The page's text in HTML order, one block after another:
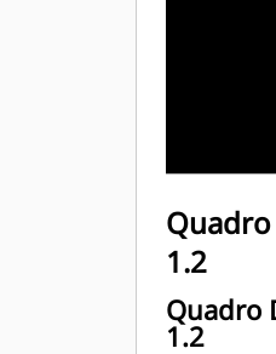
Quadro
1.2
Quadro
1.2